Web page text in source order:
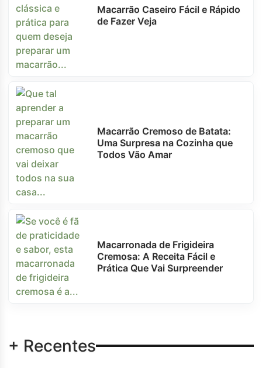
Macarrão Caseiro Fácil e Rápido
de Fazer Veja
Macarrão Cremoso de Batata:
Uma Surpresa na Cozinha que
Todos Vão Amar
Macarronada de Frigideira
Cremosa: A Receita Fácil e
Prática Que Vai Surpreender
+ Recentes